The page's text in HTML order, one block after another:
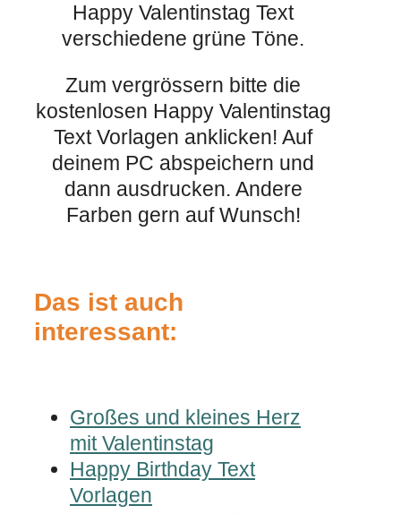
Happy Valentinstag Text
verschiedene grüne Töne.
Zum vergrössern bitte die
kostenlosen Happy Valentinstag
Text Vorlagen anklicken! Auf
deinem PC abspeichern und
dann ausdrucken. Andere
Farben gern auf Wunsch!
Das ist auch
interessant:
Großes und kleines Herz
mit Valentinstag
Happy Birthday Text
Vorlagen